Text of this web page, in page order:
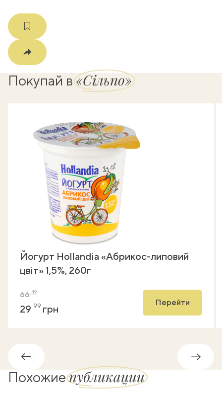
Покупай в«Сільпо»
Йогурт Hollandia «Абрикос-липовий
цвіт» 1,5%, 260г
6649
29 99 грн
Перейти
Обратно
Похожиепубликации